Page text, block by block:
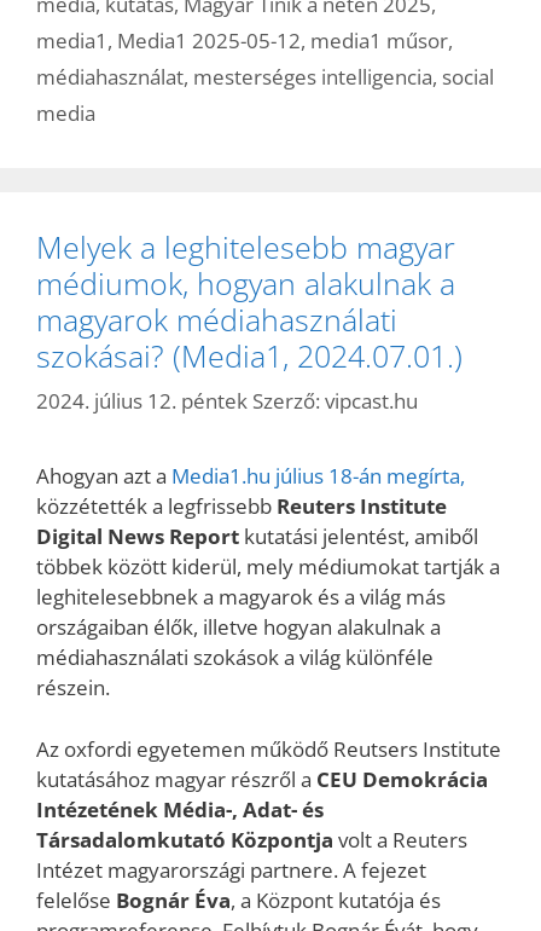
media1 , Media1 2025-05-12, media1 műsor,
médiahasználat, mesterséges intelligencia, social
media
Melyek a leghitelesebb magyar
médiumok, hogyan alakulnak a
magyarok médiahasználati
szokásai? (Media1, 2024.07.01.)
2024. július 12. péntek Szerző: vipcast.hu
Ahogyan azt a Media1.hu július 18-án megírta,
közzétették a legfrissebb Reuters Institute
Digital News Report kutatási jelentést, amiből
többek között kiderül, mely médiumokat tartják a
leghitelesebbnek a magyarok és a világ más
országaiban élők, illetve hogyan alakulnak a
médiahasználati szokások a világ különféle
részein.
Az oxfordi egyetemen működő Reutsers Institute
kutatásához magyar részről a CEU Demokrácia
Intézetének Média-, Adat​- és
Társadalomkutató Központja volt a Reuters
Intézet magyarországi partnere. A fejezet
felelőse Bognár Éva, a Központ kutatója és